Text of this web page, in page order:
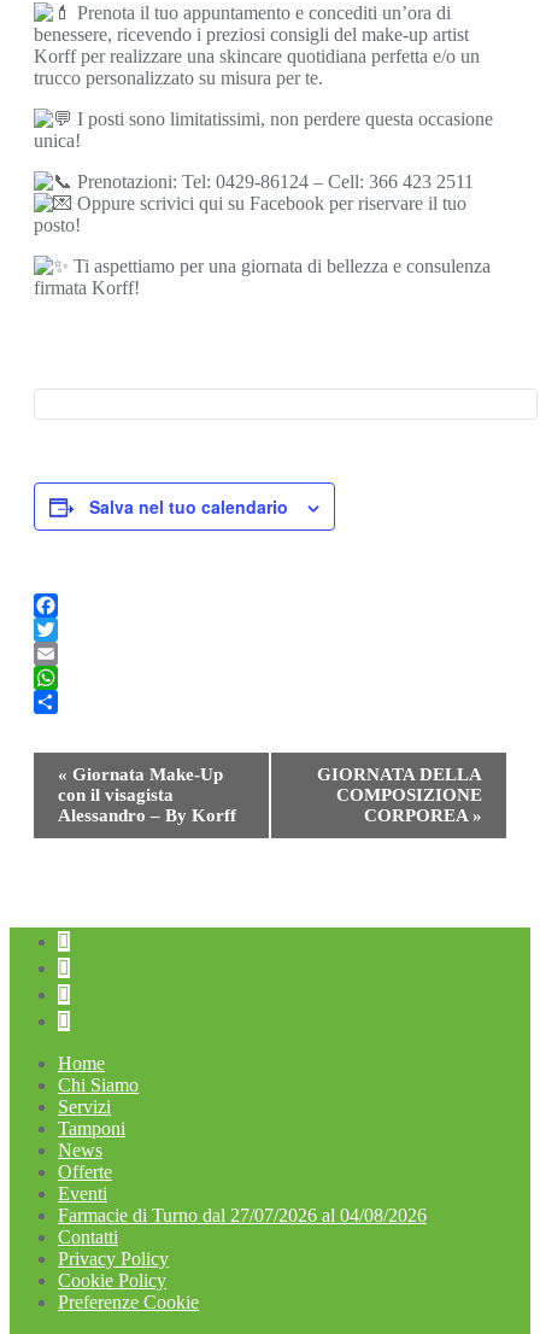
Prenota il tuo appuntamento e concediti un’ora di
benessere, ricevendo i preziosi consigli del make-up artist
Korff per realizzare una skincare quotidiana perfetta e/o un
trucco personalizzato su misura per te.
I posti sono limitatissimi, non perdere questa occasione
unica!
Prenotazioni: Tel: 0429-86124 – Cell: 366 423 2511
Oppure scrivici qui su Facebook per riservare il tuo
posto!
Ti aspettiamo per una giornata di bellezza e consulenza
firmata Korff!
Salva nel tuo calendario
Facebook
Twitter
Email
WhatsApp
Evento
Navigazione
« Giornata Make-Up
con il visagista
Alessandro – By Korff
GIORNATA DELLA
COMPOSIZIONE
CORPOREA »
Home
Chi Siamo
Servizi
Tamponi
News
Offerte
Eventi
Farmacie di Turno dal 27/07/2026 al 04/08/2026
Contatti
Privacy Policy
Cookie Policy
Preferenze Cookie